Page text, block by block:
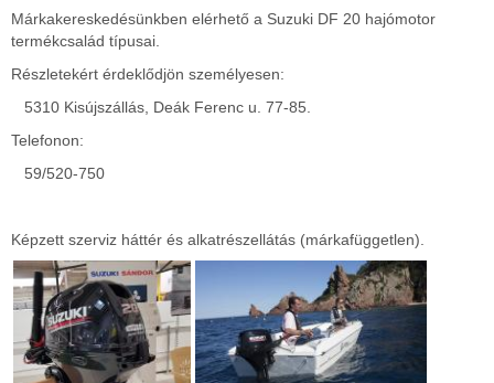
Márkakereskedésünkben elérhető a Suzuki DF 20 hajómotor
termékcsalád típusai.
Részletekért érdeklődjön személyesen:
5310 Kisújszállás, Deák Ferenc u. 77-85.
Telefonon:
59/520-750
Képzett szerviz háttér és alkatrészellátás (márkafüggetlen).